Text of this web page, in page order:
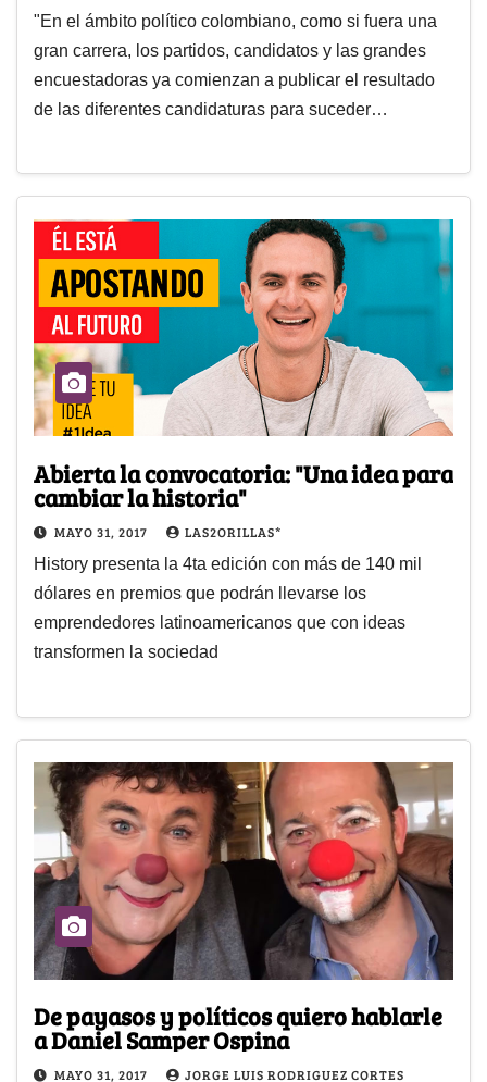
"En el ámbito político colombiano, como si fuera una
gran carrera, los partidos, candidatos y las grandes
encuestadoras ya comienzan a publicar el resultado
de las diferentes candidaturas para suceder…
Abierta la convocatoria: "Una idea para
cambiar la historia"
MAYO 31, 2017 LAS2ORILLAS*
History presenta la 4ta edición con más de 140 mil
dólares en premios que podrán llevarse los
emprendedores latinoamericanos que con ideas
transformen la sociedad
De payasos y políticos quiero hablarle
a Daniel Samper Ospina
MAYO 31, 2017 JORGE LUIS RODRIGUEZ CORTES